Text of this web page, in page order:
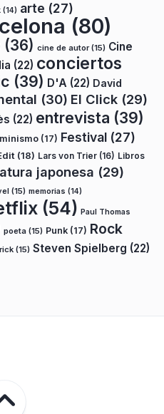
(14) arte (27)
(80)
(36) cine de autor(15) Cine
(22) conciertos
(39) D'A (22) David
(30) El Click (29)
(22) entrevista (39)
(17) Festival (27)
(18) Lars von Trier (16) Libros
japonesa (29)
(15) memorias (14)
(54) Paul Thomas
poeta (15) Punk (17) Rock
(15) Steven Spielberg (22)